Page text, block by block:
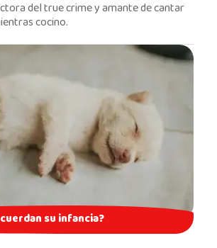
del true crime y amante de cantar
cocino.
su infancia?